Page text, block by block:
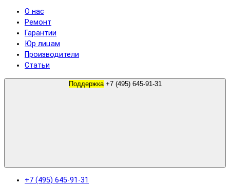
О нас
Ремонт
Гарантии
Юр лицам
Производители
Статьи
Поддержка
+7 (495) 645-91-31